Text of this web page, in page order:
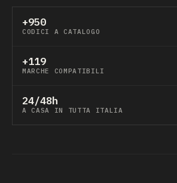
+950
CODICI A CATALOGO
+119
MARCHE COMPATIBILI
24/48h
A CASA IN TUTTA ITALIA